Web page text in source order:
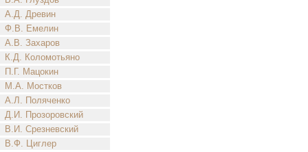
А.Д. Древин
Ф.В. Емелин
А.В. Захаров
К.Д. Коломотьяно
П.Г. Мацокин
М.А. Мостков
А.Л. Поляченко
Д.И. Прозоровский
В.И. Срезневский
В.Ф. Циглер